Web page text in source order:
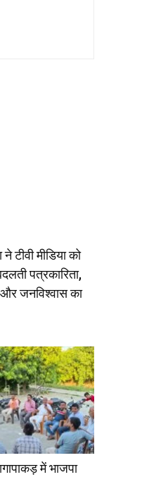
टीवी मीडिया को
पत्रकारिता,
जनविश्वास का
में भाजपा